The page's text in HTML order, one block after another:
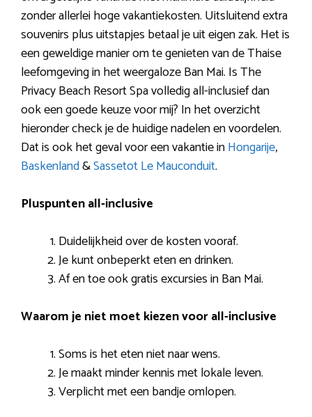
zonder allerlei hoge vakantiekosten. Uitsluitend extra
souvenirs plus uitstapjes betaal je uit eigen zak. Het is
een geweldige manier om te genieten van de Thaise
leefomgeving in het weergaloze Ban Mai. Is The
Privacy Beach Resort Spa volledig all-inclusief dan
ook een goede keuze voor mij? In het overzicht
hieronder check je de huidige nadelen en voordelen.
Dat is ook het geval voor een vakantie inHongarije,
Baskenland&Sassetot Le Mauconduit.
Pluspunten all-inclusive
Duidelijkheid over de kosten vooraf.
Je kunt onbeperkt eten en drinken.
Af en toe ook gratis excursies in Ban Mai.
Waarom je niet moet kiezen voor all-inclusive
Soms is het eten niet naar wens.
Je maakt minder kennis met lokale leven.
Verplicht met een bandje omlopen.